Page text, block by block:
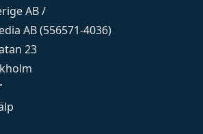
AB /
AB (556571-4036)
23